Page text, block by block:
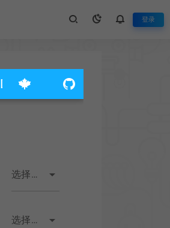
登录
Dragon Burner v8
选择挤出机 arrow_drop_down
选择热端 arrow_drop_down